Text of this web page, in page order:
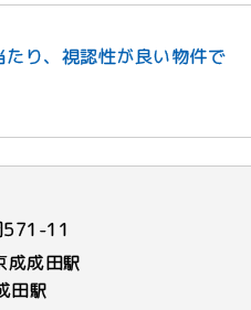
たり、視認性が良い物件で
571-11
成成田駅
田駅